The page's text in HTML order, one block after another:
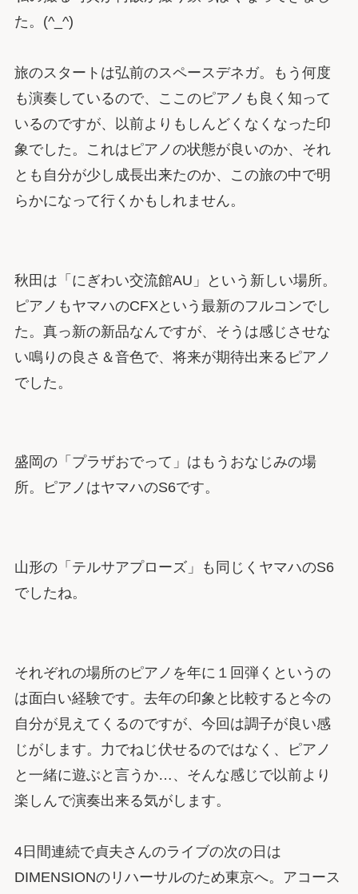
た。(^_^)
旅のスタートは弘前のスペースデネガ。もう何度
も演奏しているので、ここのピアノも良く知って
いるのですが、以前よりもしんどくなくなった印
象でした。これはピアノの状態が良いのか、それ
とも自分が少し成長出来たのか、この旅の中で明
らかになって行くかもしれません。
秋田は「にぎわい交流館AU」という新しい場所。
ピアノもヤマハのCFXという最新のフルコンでし
た。真っ新の新品なんですが、そうは感じさせな
い鳴りの良さ＆音色で、将来が期待出来るピアノ
でした。
盛岡の「プラザおでって」はもうおなじみの場
所。ピアノはヤマハのS6です。
山形の「テルサアプローズ」も同じくヤマハのS6
でしたね。
それぞれの場所のピアノを年に１回弾くというの
は面白い経験です。去年の印象と比較すると今の
自分が見えてくるのですが、今回は調子が良い感
じがします。力でねじ伏せるのではなく、ピアノ
と一緒に遊ぶと言うか…、そんな感じで以前より
楽しんで演奏出来る気がします。
4日間連続で貞夫さんのライブの次の日は
DIMENSIONのリハーサルのため東京へ。アコース